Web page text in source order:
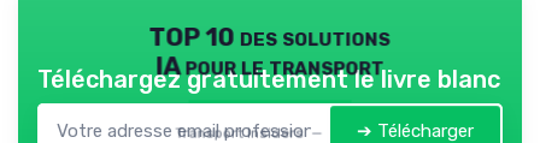
TOP 10 des solutions
IA pour le transport
Transport Insiders — 2026
Téléchargez gratuitement le livre blanc
➔ Télécharger